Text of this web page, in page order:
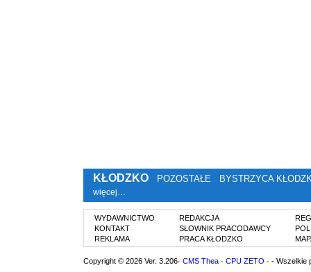
KŁODZKO POZOSTAŁE BYSTRZYCA
więcej…
WYDAWNICTWO
KONTAKT
REKLAMA
REDAKCJA
SŁOWNIK PRACODAWCY
PRACA KŁODZKO
Copyright © 2026 Ver. 3.206· CMS Thea · CPU ZETO · - Wszelkie